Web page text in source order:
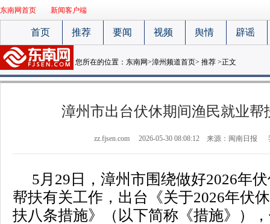
东南网首页 新闻客户端
首页 推荐 要闻 视频 舆情 辟谣
您所在的位置： 东南网>漳州频道首页> 推荐 >正文
漳州市出台伏休期间渔民就业帮
zz.fjsen.com 2026-05-30 08:08:12 来源：闽南日报
5月29日，漳州市围绕做好2026年
帮扶有关工作，出台《关于2026年伏
扶八条措施》（以下简称《措施》）